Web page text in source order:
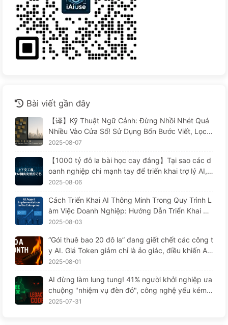
Bài viết gần đây
【译】Kỹ Thuật Ngữ Cảnh: Đừng Nhồi Nhét Quá
Nhiều Vào Cửa Sổ! Sử Dụng Bốn Bước Viết, Lọc,
Nén Và Tách Rời, Cảnh Giác Với Sự Can Thiệp Gâ
Học AI 170
2025-08-07
【1000 tỷ đô la bài học cay đắng】Tại sao các d
oanh nghiệp chi mạnh tay để triển khai trợ lý AI, n
hưng lại "quên" vào những lúc then chốt, khiến đ
ậm rãi học AI169
2025-08-06
Cách Triển Khai AI Thông Minh Trong Quy Trình L
àm Việc Doanh Nghiệp: Hướng Dẫn Triển Khai Ho
àn Chỉnh Năm 2025 — Chậm Rãi Học AI166
2025-08-03
“Gói thuê bao 20 đô la” đang giết chết các công t
y AI. Giá Token giảm chỉ là ảo giác, điều khiến AI
thực sự đắt đỏ chính là lòng tham của bạn — Họ
2025-08-01
AI đừng làm lung tung! 41% người khởi nghiệp ưa
chuộng "nhiệm vụ đèn đỏ", công nghệ yếu kém k
hiến nhân viên khổ sở hơn — từ từ học AI
2025-07-31